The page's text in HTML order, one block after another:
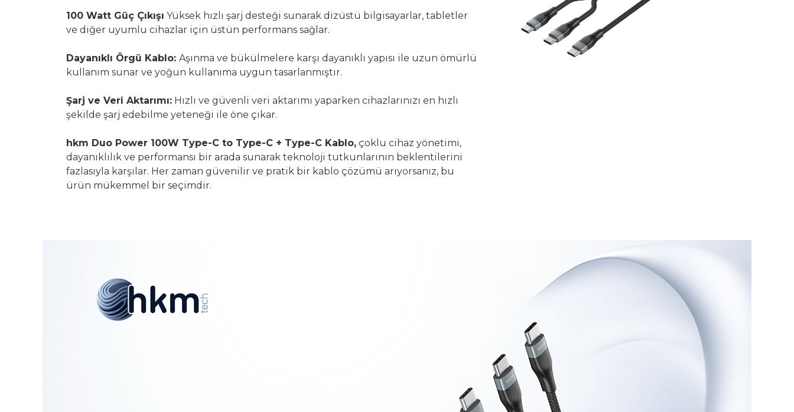
100 Watt Güç Çıkışı Yüksek hızlı şarj desteği sunarak dizüstü bilgisayarlar, tabletler
ve diğer uyumlu cihazlar için üstün performans sağlar.
Dayanıklı Örgü Kablo: Aşınma ve bükülmelere karşı dayanıklı yapısı ile uzun ömürlü
kullanım sunar ve yoğun kullanıma uygun tasarlanmıştır.
Şarj ve Veri Aktarımı: Hızlı ve güvenli veri aktarımı yaparken cihazlarınızı en hızlı
şekilde şarj edebilme yeteneği ile öne çıkar.
hkm Duo Power 100W Type-C to Type-C + Type-C Kablo, çoklu cihaz yönetimi,
dayanıklılık ve performansı bir arada sunarak teknoloji tutkunlarının beklentilerini
fazlasıyla karşılar. Her zaman güvenilir ve pratik bir kablo çözümü arıyorsanız, bu
ürün mükemmel bir seçimdir.